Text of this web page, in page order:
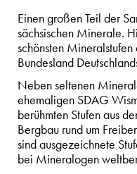
Einen großen Teil der
sächsischen Minerale.
schönsten
Bundesland
Neben seltenen
ehemaligen SDAG
berühmten Stufen aus
Bergbau rund um
sind ausgezeichnete
bei Mineralogen